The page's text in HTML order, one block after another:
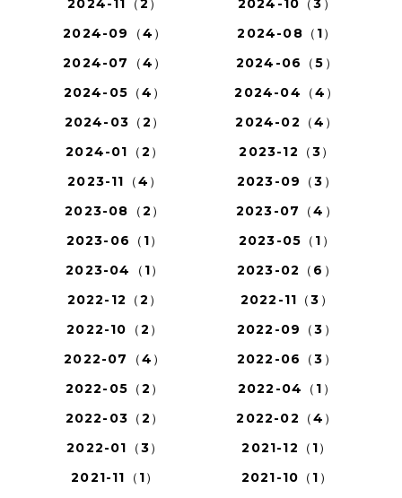
2024-11（2）
2024-10（3）
2024-09（4）
2024-08（1）
2024-07（4）
2024-06（5）
2024-05（4）
2024-04（4）
2024-03（2）
2024-02（4）
2024-01（2）
2023-12（3）
2023-11（4）
2023-09（3）
2023-08（2）
2023-07（4）
2023-06（1）
2023-05（1）
2023-04（1）
2023-02（6）
2022-12（2）
2022-11（3）
2022-10（2）
2022-09（3）
2022-07（4）
2022-06（3）
2022-05（2）
2022-04（1）
2022-03（2）
2022-02（4）
2022-01（3）
2021-12（1）
2021-11（1）
2021-10（1）